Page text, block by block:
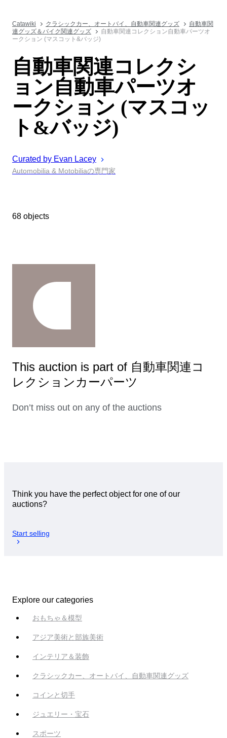
Catawiki クラシックカー、オートバイ、自動車関連グッズ
自動車関
連グッズ＆バイク関連グッズ
自動車関連コレクション自動車パーツオ
ークション (マスコット&バッジ)
自動車関連コレクシ
ョン自動車パーツオ
ークション (マスコッ
ト&バッジ)
Curated by Evan Lacey
Automobilia & Motobiliaの専門家
68 objects
This auction is part of 自動車関連コ
レクションカーパーツ
Don’t miss out on any of the auctions
Think you have the perfect object for one of our
auctions?
Start selling
Explore our categories
おもちゃ＆模型
アジア美術と部族美術
インテリア＆装飾
クラシックカー、オートバイ、自動車関連グッズ
コインと切手
ジュエリー・宝石
スポーツ